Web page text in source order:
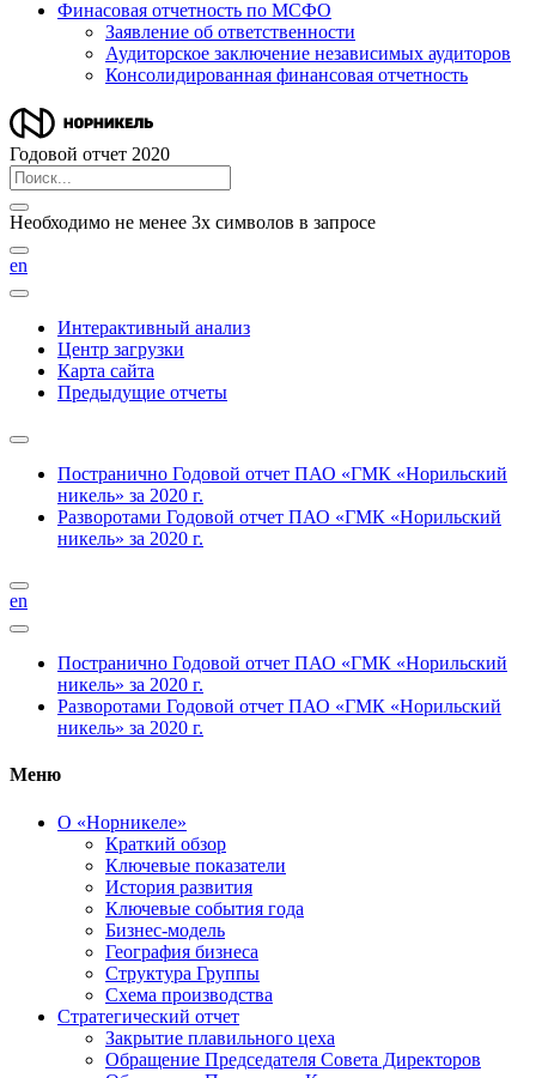
Финасовая отчетность по МСФО
Заявление об ответственности
Аудиторское заключение независимых аудиторов
Консолидированная финансовая отчетность
Годовой отчет 2020
Необходимо не менее 3х символов в запросе
en
Интерактивный анализ
Центр загрузки
Карта сайта
Предыдущие отчеты
Постранично Годовой отчет ПАО «ГМК «Норильский
никель» за 2020 г.
Разворотами Годовой отчет ПАО «ГМК «Норильский
никель» за 2020 г.
en
Постранично Годовой отчет ПАО «ГМК «Норильский
никель» за 2020 г.
Разворотами Годовой отчет ПАО «ГМК «Норильский
никель» за 2020 г.
Меню
О «Норникеле»
Краткий обзор
Ключевые показатели
История развития
Ключевые события года
Бизнес-модель
География бизнеса
Структура Группы
Схема производства
Стратегический отчет
Закрытие плавильного цеха
Обращение Председателя Совета Директоров